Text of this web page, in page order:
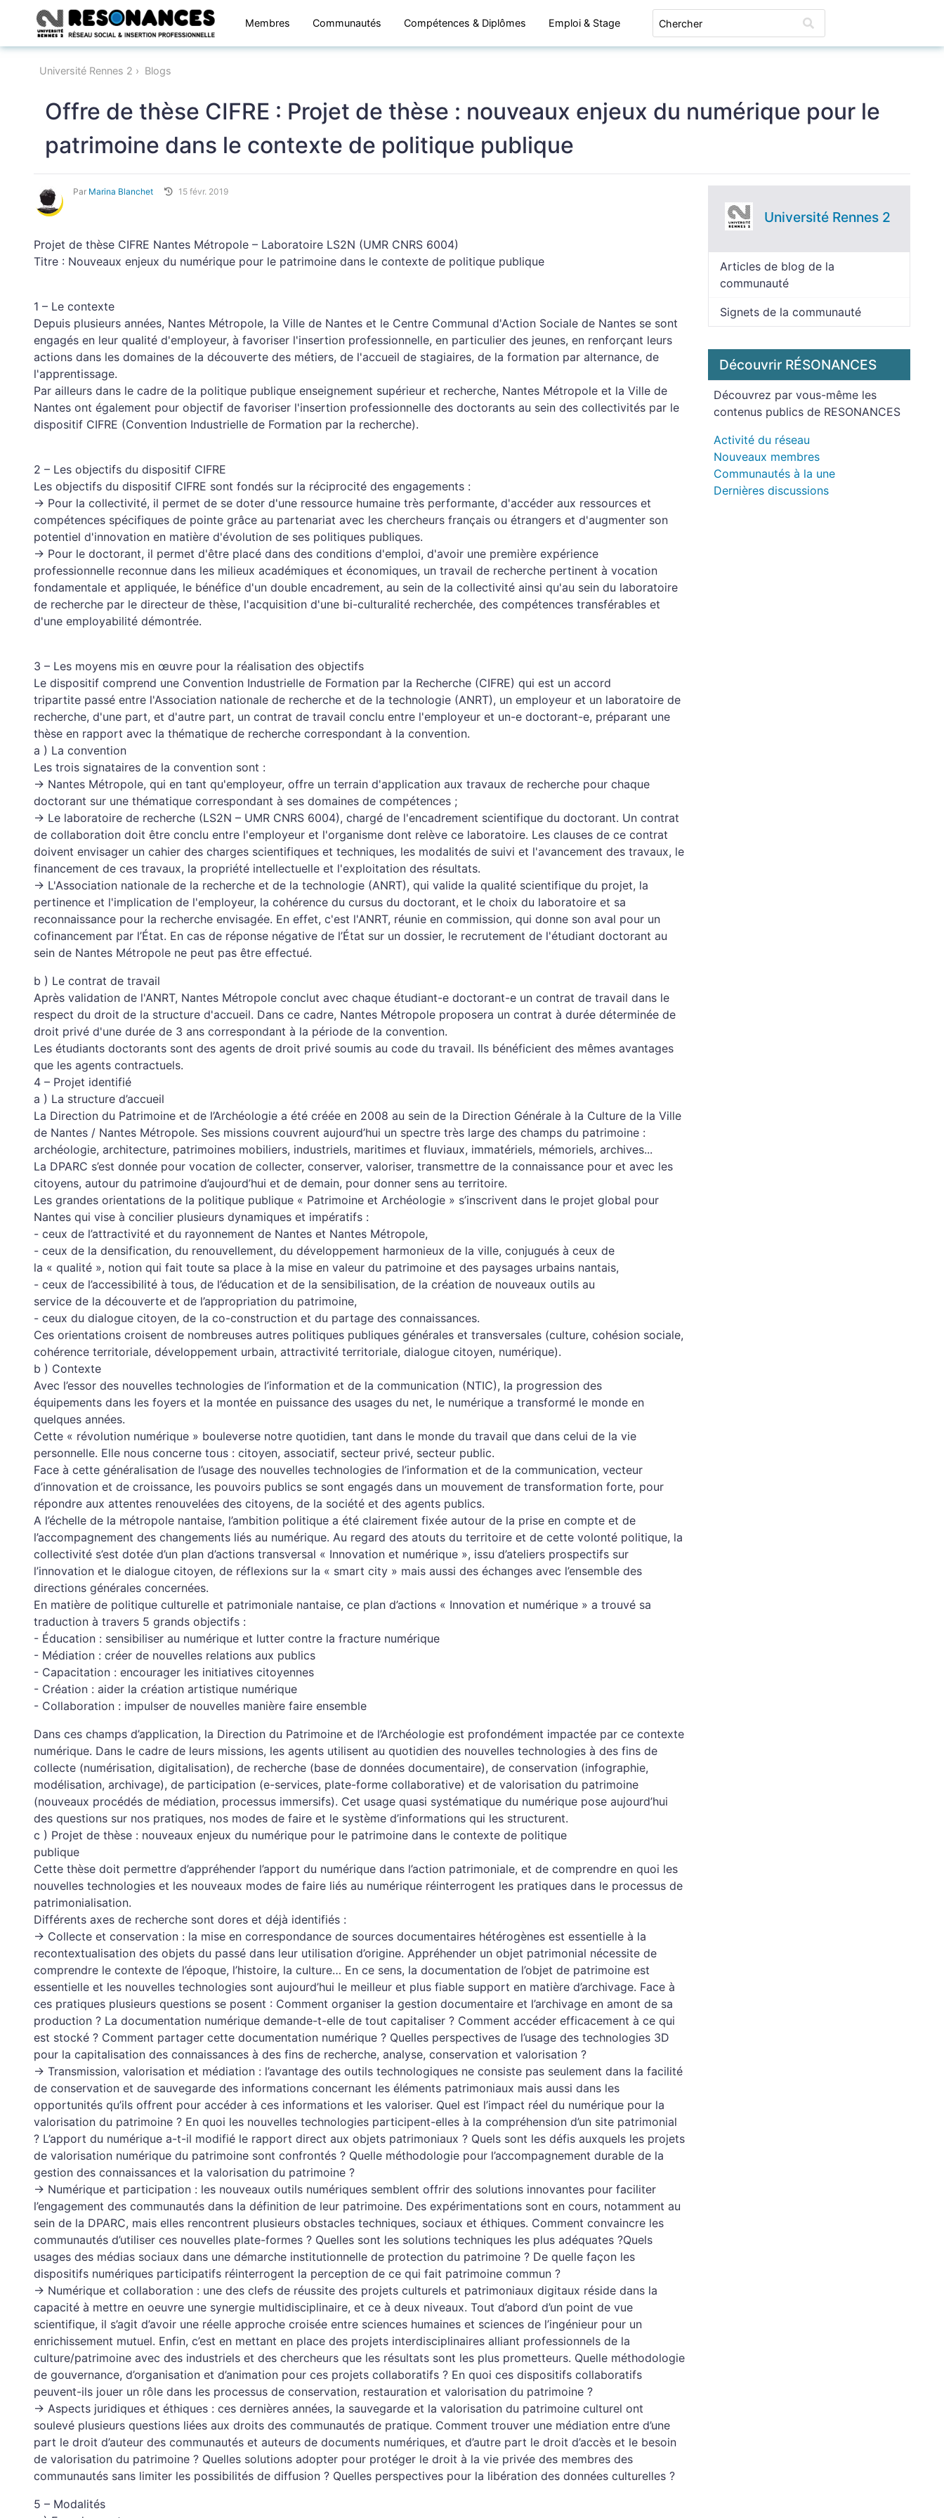
Membres Communautés Compétences & Diplômes Emploi & Stage
Université Rennes 2 Blogs
Offre de thèse CIFRE : Projet de thèse : nouveaux enjeux du numérique pour le
patrimoine dans le contexte de politique publique
Par Marina Blanchet 15 févr. 2019
Projet de thèse CIFRE Nantes Métropole – Laboratoire LS2N (UMR CNRS 6004)
Titre : Nouveaux enjeux du numérique pour le patrimoine dans le contexte de politique publique
1 – Le contexte
Depuis plusieurs années, Nantes Métropole, la Ville de Nantes et le Centre Communal d'Action Sociale de Nantes se sont
engagés en leur qualité d'employeur, à favoriser l'insertion professionnelle, en particulier des jeunes, en renforçant leurs
actions dans les domaines de la découverte des métiers, de l'accueil de stagiaires, de la formation par alternance, de
l'apprentissage.
Par ailleurs dans le cadre de la politique publique enseignement supérieur et recherche, Nantes Métropole et la Ville de
Nantes ont également pour objectif de favoriser l'insertion professionnelle des doctorants au sein des collectivités par le
dispositif CIFRE (Convention Industrielle de Formation par la recherche).
2 – Les objectifs du dispositif CIFRE
Les objectifs du dispositif CIFRE sont fondés sur la réciprocité des engagements :
→ Pour la collectivité, il permet de se doter d'une ressource humaine très performante, d'accéder aux ressources et
compétences spécifiques de pointe grâce au partenariat avec les chercheurs français ou étrangers et d'augmenter son
potentiel d'innovation en matière d'évolution de ses politiques publiques.
→ Pour le doctorant, il permet d'être placé dans des conditions d'emploi, d'avoir une première expérience
professionnelle reconnue dans les milieux académiques et économiques, un travail de recherche pertinent à vocation
fondamentale et appliquée, le bénéfice d'un double encadrement, au sein de la collectivité ainsi qu'au sein du laboratoire
de recherche par le directeur de thèse, l'acquisition d'une bi-culturalité recherchée, des compétences transférables et
d'une employabilité démontrée.
3 – Les moyens mis en œuvre pour la réalisation des objectifs
Le dispositif comprend une Convention Industrielle de Formation par la Recherche (CIFRE) qui est un accord
tripartite passé entre l'Association nationale de recherche et de la technologie (ANRT), un employeur et un laboratoire de
recherche, d'une part, et d'autre part, un contrat de travail conclu entre l'employeur et un-e doctorant-e, préparant une
thèse en rapport avec la thématique de recherche correspondant à la convention.
a ) La convention
Les trois signataires de la convention sont :
→ Nantes Métropole, qui en tant qu'employeur, offre un terrain d'application aux travaux de recherche pour chaque
doctorant sur une thématique correspondant à ses domaines de compétences ;
→ Le laboratoire de recherche (LS2N – UMR CNRS 6004), chargé de l'encadrement scientifique du doctorant. Un contrat
de collaboration doit être conclu entre l'employeur et l'organisme dont relève ce laboratoire. Les clauses de ce contrat
doivent envisager un cahier des charges scientifiques et techniques, les modalités de suivi et l'avancement des travaux, le
financement de ces travaux, la propriété intellectuelle et l'exploitation des résultats.
→ L'Association nationale de la recherche et de la technologie (ANRT), qui valide la qualité scientifique du projet, la
pertinence et l'implication de l'employeur, la cohérence du cursus du doctorant, et le choix du laboratoire et sa
reconnaissance pour la recherche envisagée. En effet, c'est l'ANRT, réunie en commission, qui donne son aval pour un
cofinancement par l’État. En cas de réponse négative de l’État sur un dossier, le recrutement de l'étudiant doctorant au
sein de Nantes Métropole ne peut pas être effectué.
b ) Le contrat de travail
Après validation de l'ANRT, Nantes Métropole conclut avec chaque étudiant-e doctorant-e un contrat de travail dans le
respect du droit de la structure d'accueil. Dans ce cadre, Nantes Métropole proposera un contrat à durée déterminée de
droit privé d'une durée de 3 ans correspondant à la période de la convention.
Les étudiants doctorants sont des agents de droit privé soumis au code du travail. Ils bénéficient des mêmes avantages
que les agents contractuels.
4 – Projet identifié
a ) La structure d’accueil
La Direction du Patrimoine et de l’Archéologie a été créée en 2008 au sein de la Direction Générale à la Culture de la Ville
de Nantes / Nantes Métropole. Ses missions couvrent aujourd’hui un spectre très large des champs du patrimoine :
archéologie, architecture, patrimoines mobiliers, industriels, maritimes et fluviaux, immatériels, mémoriels, archives...
La DPARC s’est donnée pour vocation de collecter, conserver, valoriser, transmettre de la connaissance pour et avec les
citoyens, autour du patrimoine d’aujourd’hui et de demain, pour donner sens au territoire.
Les grandes orientations de la politique publique « Patrimoine et Archéologie » s’inscrivent dans le projet global pour
Nantes qui vise à concilier plusieurs dynamiques et impératifs :
- ceux de l’attractivité et du rayonnement de Nantes et Nantes Métropole,
- ceux de la densification, du renouvellement, du développement harmonieux de la ville, conjugués à ceux de
la « qualité », notion qui fait toute sa place à la mise en valeur du patrimoine et des paysages urbains nantais,
- ceux de l’accessibilité à tous, de l’éducation et de la sensibilisation, de la création de nouveaux outils au
service de la découverte et de l’appropriation du patrimoine,
- ceux du dialogue citoyen, de la co-construction et du partage des connaissances.
Ces orientations croisent de nombreuses autres politiques publiques générales et transversales (culture, cohésion sociale,
cohérence territoriale, développement urbain, attractivité territoriale, dialogue citoyen, numérique).
b ) Contexte
Avec l’essor des nouvelles technologies de l’information et de la communication (NTIC), la progression des
équipements dans les foyers et la montée en puissance des usages du net, le numérique a transformé le monde en
quelques années.
Cette « révolution numérique » bouleverse notre quotidien, tant dans le monde du travail que dans celui de la vie
personnelle. Elle nous concerne tous : citoyen, associatif, secteur privé, secteur public.
Face à cette généralisation de l’usage des nouvelles technologies de l’information et de la communication, vecteur
d’innovation et de croissance, les pouvoirs publics se sont engagés dans un mouvement de transformation forte, pour
répondre aux attentes renouvelées des citoyens, de la société et des agents publics.
A l’échelle de la métropole nantaise, l’ambition politique a été clairement fixée autour de la prise en compte et de
l’accompagnement des changements liés au numérique. Au regard des atouts du territoire et de cette volonté politique, la
collectivité s’est dotée d’un plan d’actions transversal « Innovation et numérique », issu d’ateliers prospectifs sur
l’innovation et le dialogue citoyen, de réflexions sur la « smart city » mais aussi des échanges avec l’ensemble des
directions générales concernées.
En matière de politique culturelle et patrimoniale nantaise, ce plan d’actions « Innovation et numérique » a trouvé sa
traduction à travers 5 grands objectifs :
- Éducation : sensibiliser au numérique et lutter contre la fracture numérique
- Médiation : créer de nouvelles relations aux publics
- Capacitation : encourager les initiatives citoyennes
- Création : aider la création artistique numérique
- Collaboration : impulser de nouvelles manière faire ensemble
Dans ces champs d’application, la Direction du Patrimoine et de l’Archéologie est profondément impactée par ce contexte
numérique. Dans le cadre de leurs missions, les agents utilisent au quotidien des nouvelles technologies à des fins de
collecte (numérisation, digitalisation), de recherche (base de données documentaire), de conservation (infographie,
modélisation, archivage), de participation (e-services, plate-forme collaborative) et de valorisation du patrimoine
(nouveaux procédés de médiation, processus immersifs). Cet usage quasi systématique du numérique pose aujourd’hui
des questions sur nos pratiques, nos modes de faire et le système d’informations qui les structurent.
c ) Projet de thèse : nouveaux enjeux du numérique pour le patrimoine dans le contexte de politique
publique
Cette thèse doit permettre d’appréhender l’apport du numérique dans l’action patrimoniale, et de comprendre en quoi les
nouvelles technologies et les nouveaux modes de faire liés au numérique réinterrogent les pratiques dans le processus de
patrimonialisation.
Différents axes de recherche sont dores et déjà identifiés :
→ Collecte et conservation : la mise en correspondance de sources documentaires hétérogènes est essentielle à la
recontextualisation des objets du passé dans leur utilisation d’origine. Appréhender un objet patrimonial nécessite de
comprendre le contexte de l’époque, l’histoire, la culture… En ce sens, la documentation de l’objet de patrimoine est
essentielle et les nouvelles technologies sont aujourd’hui le meilleur et plus fiable support en matière d’archivage. Face à
ces pratiques plusieurs questions se posent : Comment organiser la gestion documentaire et l’archivage en amont de sa
production ? La documentation numérique demande-t-elle de tout capitaliser ? Comment accéder efficacement à ce qui
est stocké ? Comment partager cette documentation numérique ? Quelles perspectives de l’usage des technologies 3D
pour la capitalisation des connaissances à des fins de recherche, analyse, conservation et valorisation ?
→ Transmission, valorisation et médiation : l’avantage des outils technologiques ne consiste pas seulement dans la facilité
de conservation et de sauvegarde des informations concernant les éléments patrimoniaux mais aussi dans les
opportunités qu’ils offrent pour accéder à ces informations et les valoriser. Quel est l’impact réel du numérique pour la
valorisation du patrimoine ? En quoi les nouvelles technologies participent-elles à la compréhension d’un site patrimonial
? L’apport du numérique a-t-il modifié le rapport direct aux objets patrimoniaux ? Quels sont les défis auxquels les projets
de valorisation numérique du patrimoine sont confrontés ? Quelle méthodologie pour l’accompagnement durable de la
gestion des connaissances et la valorisation du patrimoine ?
→ Numérique et participation : les nouveaux outils numériques semblent offrir des solutions innovantes pour faciliter
l’engagement des communautés dans la définition de leur patrimoine. Des expérimentations sont en cours, notamment au
sein de la DPARC, mais elles rencontrent plusieurs obstacles techniques, sociaux et éthiques. Comment convaincre les
communautés d’utiliser ces nouvelles plate-formes ? Quelles sont les solutions techniques les plus adéquates ?Quels
usages des médias sociaux dans une démarche institutionnelle de protection du patrimoine ? De quelle façon les
dispositifs numériques participatifs réinterrogent la perception de ce qui fait patrimoine commun ?
→ Numérique et collaboration : une des clefs de réussite des projets culturels et patrimoniaux digitaux réside dans la
capacité à mettre en oeuvre une synergie multidisciplinaire, et ce à deux niveaux. Tout d’abord d’un point de vue
scientifique, il s’agit d’avoir une réelle approche croisée entre sciences humaines et sciences de l’ingénieur pour un
enrichissement mutuel. Enfin, c’est en mettant en place des projets interdisciplinaires alliant professionnels de la
culture/patrimoine avec des industriels et des chercheurs que les résultats sont les plus prometteurs. Quelle méthodologie
de gouvernance, d’organisation et d’animation pour ces projets collaboratifs ? En quoi ces dispositifs collaboratifs
peuvent-ils jouer un rôle dans les processus de conservation, restauration et valorisation du patrimoine ?
→ Aspects juridiques et éthiques : ces dernières années, la sauvegarde et la valorisation du patrimoine culturel ont
soulevé plusieurs questions liées aux droits des communautés de pratique. Comment trouver une médiation entre d’une
part le droit d’auteur des communautés et auteurs de documents numériques, et d’autre part le droit d’accès et le besoin
de valorisation du patrimoine ? Quelles solutions adopter pour protéger le droit à la vie privée des membres des
communautés sans limiter les possibilités de diffusion ? Quelles perspectives pour la libération des données culturelles ?
5 – Modalités
Université Rennes 2
Articles de blog de la
communauté
Signets de la communauté
Découvrir RÉSONANCES
Découvrez par vous-même les
contenus publics de RESONANCES
Activité du réseau
Nouveaux membres
Communautés à la une
Dernières discussions